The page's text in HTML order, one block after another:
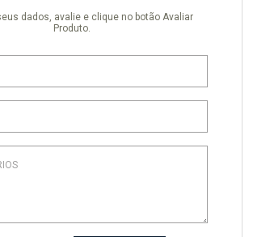
dados, avalie e clique no botão Avaliar
Produto.